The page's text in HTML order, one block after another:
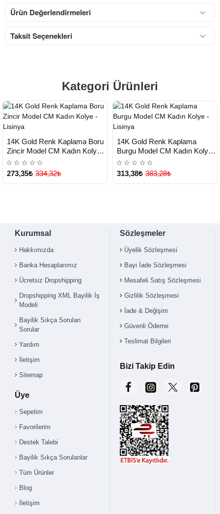
Ürün Değerlendirmeleri
Taksit Seçenekleri
Kategori Ürünleri
TESLİMAT
Yeni Ürün
14K Gold Renk Kaplama Boru
Zincir Model CM Kadın Kolye -
Lisinya
273,35₺ 334,32₺
TESLİMAT
14K Gold Renk Kaplama
Burgu Model CM Kadın Kolye -
Lisinya
313,38₺ 383,28₺
Kurumsal
Hakkımızda
Banka Hesaplarımız
Ücretsiz Dropshipping
Dropshipping XML Bayilik İş
Modeli
Bayilik Sıkça Sorulan
Sorular
Yardım
İletişim
Sitemap
Üye
Sepetim
Favorilerim
Destek Talebi
Bayilik Sıkça Sorulanlar
Tüm Ürünler
Blog
İletişim
Sözleşmeler
Üyelik Sözleşmesi
Bayi İade Sözleşmesi
Mesafeli Satış Sözleşmesi
Gizlilik Sözleşmesi
İade & Değişim
Güvenli Ödeme
Teslimat Bilgileri
Bizi Takip Edin